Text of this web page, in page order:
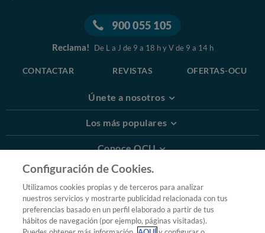
900 055 105
Reclama! De L a J de 9 a 18 h y V de 9 a 14 h
CONTACTAR REVISTAS OFERTAS-OCU
Únete a nosotros
Los más populares
Conoce OCU
Más Información
© 2026 OCU
Condiciones generales de contratación de OCU
Política de privacidad
Configuración de Cookies.
Utilizamos cookies propias y de terceros para analizar
nuestros servicios y mostrarte publicidad relacionada con tus
preferencias basado en un perfil elaborado a partir de tus
hábitos de navegación (por ejemplo, páginas visitadas).